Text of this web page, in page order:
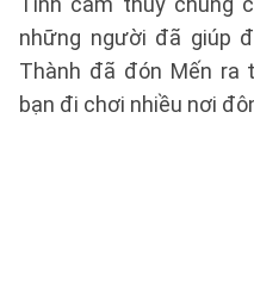
những người đã giúp
Thành đã đón Mến ra
bạn đi chơi nhiều nơi